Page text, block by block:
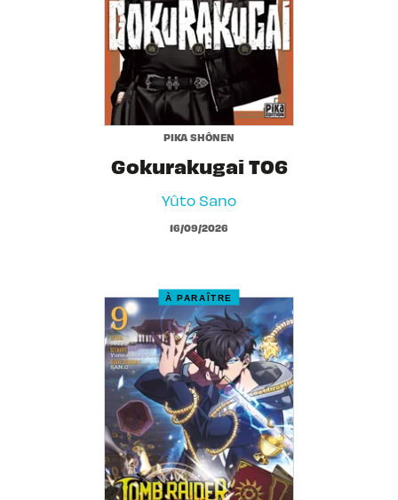
PIKA SHÔNEN
Gokurakugai T06
Yûto Sano
16/09/2026
À PARAÎTRE